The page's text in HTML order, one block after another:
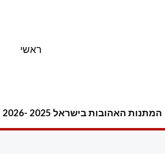
ראשי
המתנות האהובות בישראל 2025 -2026